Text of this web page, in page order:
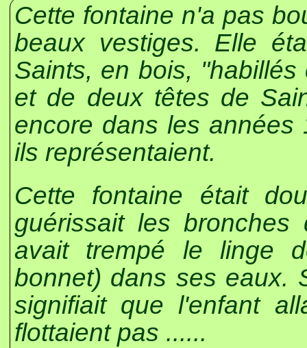
Cette fontaine n'a pas
beaux vestiges. Elle
Saints, en bois,
et de deux têtes de
encore dans les
ils représentaient.
Cette fontaine était
guérissait les
avait trempé le linge
bonnet) dans ses eaux.
signifiait que l'enfant
flottaient pas ......